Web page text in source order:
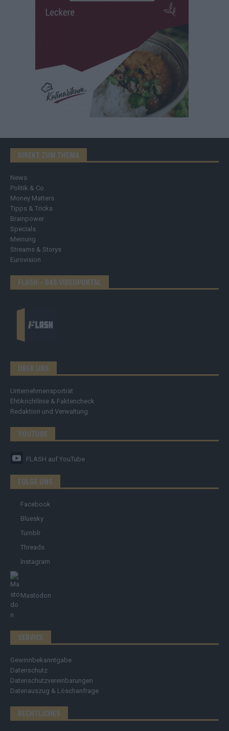
DIREKT ZUM THEMA
News
Politik & Co
Money Matters
Tipps & Tricks
Brainpower
Specials
Meinung
Streams & Storys
Eurovision
FLASH – DAS VIDEOPORTAL
ÜBER UNS
Unternehmensporträt
Ehtikrichtlinie & Faktencheck
Redaktion und Verwaltung
YOUTUBE
FLASH auf YouTube
FOLGE UNS
Facebook
Bluesky
Tumblr
Threads
Instagram
Mastodon
SERVICE
Gewinnbekanntgabe
Datenschutz
Datenschutzvereinbarungen
Datenauszug & Löschanfrage
RECHTLICHES